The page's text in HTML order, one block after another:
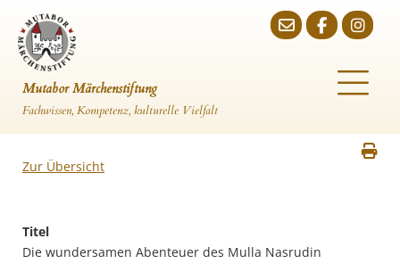
Mutabor Märchenstiftung
Fachwissen, Kompetenz, kulturelle Vielfalt
Zur Übersicht
Titel
Die wundersamen Abenteuer des Mulla Nasrudin